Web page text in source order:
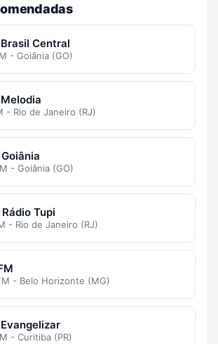
Central
- Goiânia (GO)
- Rio de Janeiro (RJ)
- Goiânia (GO)
Tupi
- Rio de Janeiro (RJ)
- Belo Horizonte (MG)
- Curitiba (PR)